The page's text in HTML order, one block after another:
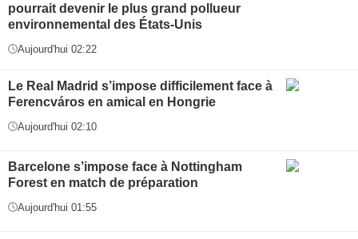
pourrait devenir le plus grand pollueur
environnemental des États-Unis
Aujourd'hui 02:22
Le Real Madrid s’impose difficilement face à
Ferencváros en amical en Hongrie
Aujourd'hui 02:10
Barcelone s’impose face à Nottingham
Forest en match de préparation
Aujourd'hui 01:55